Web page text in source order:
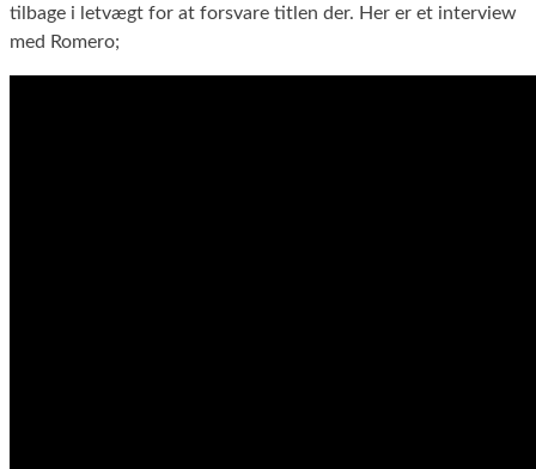
tilbage i letvægt for at forsvare titlen der. Her er et interview
med Romero;